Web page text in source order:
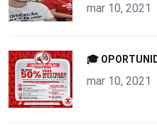
mar 10, 2021
alt="product">
🎓
mar 10, 2021